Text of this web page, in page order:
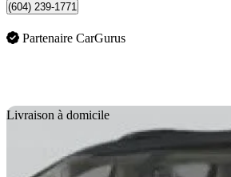
(604) 239-1771
Partenaire CarGurus
Livraison à domicile